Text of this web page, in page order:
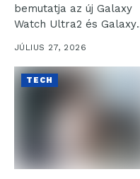
bemutatja az új Galaxy
Watch Ultra2 és Galaxy
Watch9...
JÚLIUS 27, 2026
TECH